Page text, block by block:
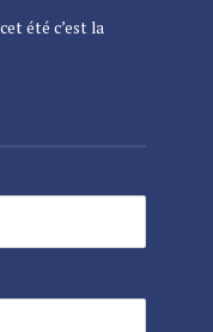
été c’est la